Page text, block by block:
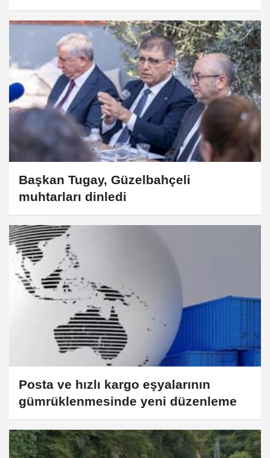
Başkan Tugay, Güzelbahçeli
muhtarları dinledi
Posta ve hızlı kargo eşyalarının
gümrüklenmesinde yeni düzenleme